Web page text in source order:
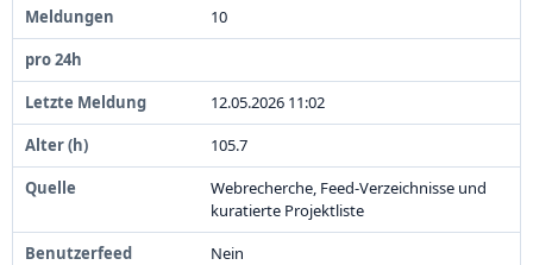
10
12.05.2026 11:02
105.7
Webrecherche, Feed-Verzeichnisse und
kuratierte Projektliste
Nein